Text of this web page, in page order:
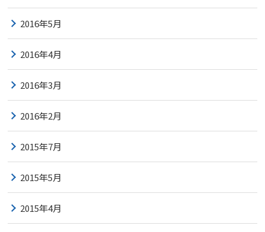
2016年5月
2016年4月
2016年3月
2016年2月
2015年7月
2015年5月
2015年4月